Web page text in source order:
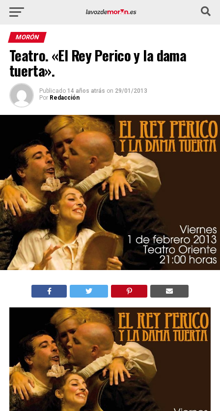
MORÓN
Teatro. «El Rey Perico y la dama
tuerta».
Publicado 14 años atrás on 29/01/2013
Por Redacción